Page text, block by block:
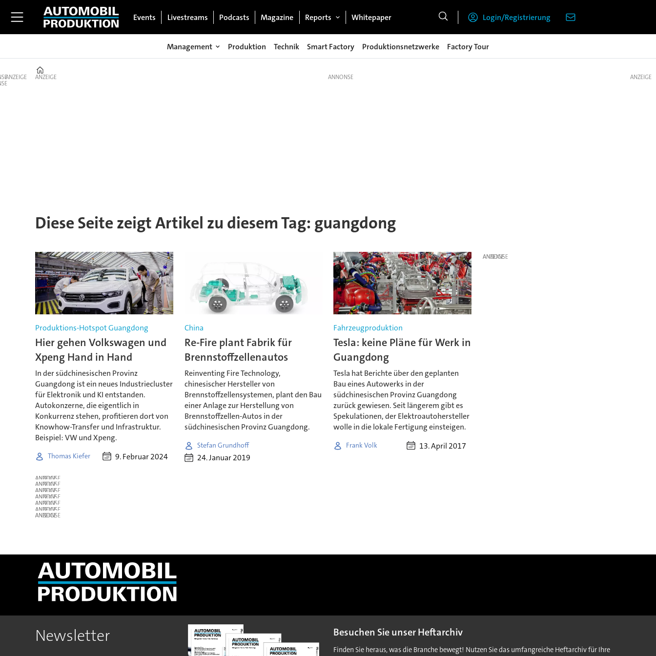
Events Livestreams Podcasts Magazine Reports Whitepaper Login/Registrierung
Management Produktion Technik Smart Factory Produktionsnetzwerke Factory Tour
ANZEIGE ANZEIGE
Diese Seite zeigt Artikel zu diesem Tag: guangdong
Produktions-Hotspot Guangdong
Hier gehen Volkswagen und
Xpeng Hand in Hand
In der südchinesischen Provinz
Guangdong ist ein neues Industriecluster
für Elektronik und KI entstanden.
Autokonzerne, die eigentlich in
Konkurrenz stehen, profitieren dort von
Knowhow-Transfer und Infrastruktur.
Beispiel: VW und Xpeng.
Thomas Kiefer 9. Februar 2024
China
Re-Fire plant Fabrik für
Brennstoffzellenautos
Reinventing Fire Technology,
chinesischer Hersteller von
Brennstoffzellensystemen, plant den Bau
einer Anlage zur Herstellung von
Brennstoffzellen-Autos in der
südchinesischen Provinz Guangdong.
Stefan Grundhoff
24. Januar 2019
Fahrzeugproduktion
Tesla: keine Pläne für Werk in
Guangdong
Tesla hat Berichte über den geplanten
Bau eines Autowerks in der
südchinesischen Provinz Guangdong
zurück gewiesen. Seit längerem gibt es
Spekulationen, der Elektroautohersteller
wolle in die lokale Fertigung einsteigen.
Frank Volk 13. April 2017
ANZEIGE
ANZEIGE
ANZEIGE
ANZEIGE
ANZEIGE
ANZEIGE
ANZEIGE
ANZEIGE
ANZEIGE
Newsletter Besuchen Sie unser Heftarchiv
Finden Sie heraus, was die Branche bewegt! Nutzen Sie das umfangreiche Heftarchiv für Ihre